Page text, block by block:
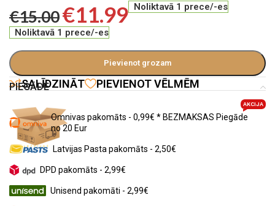
€15.00€11.99 Noliktavā 1 prece/-es
Noliktavā 1 prece/-es
Pievienot grozam
SALĪDZINĀT PIEVIENOT VĒLMĒM
PIEGĀDE
Omnivas pakomāts - 0,99€ * BEZMAKSAS Piegāde
no 20 Eur
AKCIJA
Latvijas Pasta pakomāts - 2,50€
DPD pakomāts - 2,99€
Unisend pakomāti - 2,99€